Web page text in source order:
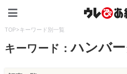
TOP>キーワード別一覧
キーワード：ハンバ